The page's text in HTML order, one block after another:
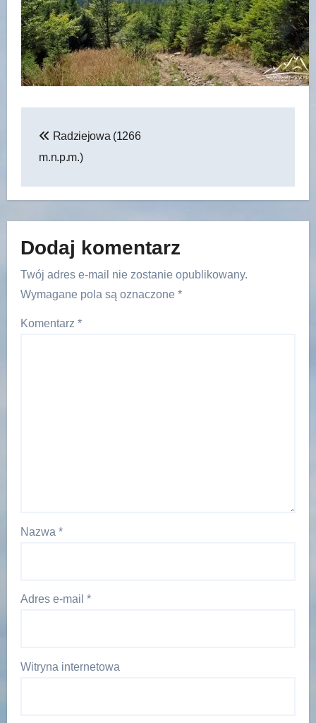
wpisu
Radziejowa (1266
m.n.p.m.)
Dodaj komentarz
Twój adres e-mail nie zostanie opublikowany.
Wymagane pola są oznaczone *
Komentarz *
Nazwa *
Adres e-mail *
Witryna internetowa